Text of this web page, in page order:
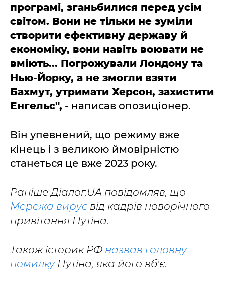
програмі, зганьбилися перед усім
світом. Вони не тільки не зуміли
створити ефективну державу й
економіку, вони навіть воювати не
вміють... Погрожували Лондону та
Нью-Йорку, а не змогли взяти
Бахмут, утримати Херсон, захистити
Енгельс", - написав опозиціонер.
Він упевнений, що режиму вже
кінець і з великою ймовірністю
станеться це вже 2023 року.
Раніше Діалог.UA повідомляв, що
Мережа вирує від кадрів новорічного
привітання Путіна.
Також історик РФ назвав головну
помилкуПутіна, яка його вб'є.